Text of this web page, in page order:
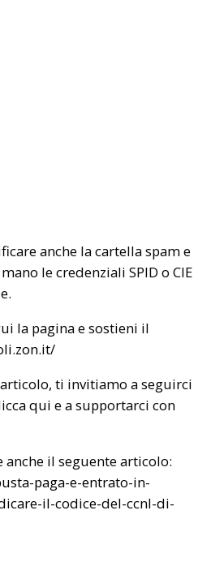
anche la cartella spam e
le credenziali SPID o CIE
la pagina e sostieni il
ti invitiamo a seguirci
quie a supportarci con
il seguente articolo:
paga-e-entrato-in-
il-codice-del-ccnl-di-